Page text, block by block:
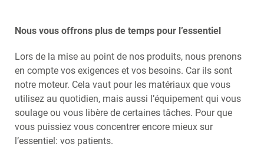
Nous vous offrons plus de temps pour l’essentiel
Lors de la mise au point de nos produits, nous prenons
en compte vos exigences et vos besoins. Car ils sont
notre moteur. Cela vaut pour les matériaux que vous
utilisez au quotidien, mais aussi l’équipement qui vous
soulage ou vous libère de certaines tâches. Pour que
vous puissiez vous concentrer encore mieux sur
l’essentiel: vos patients.